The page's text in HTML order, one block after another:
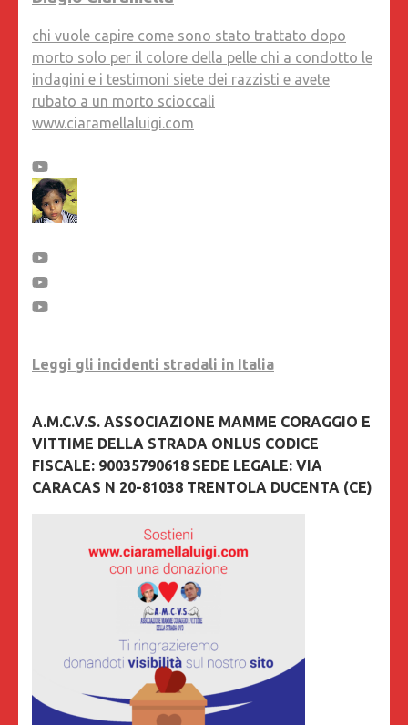
chi vuole capire come sono stato trattato dopo
morto solo per il colore della pelle chi a condotto le
indagini e i testimoni siete dei razzisti e avete
rubato a un morto scioccali
www.ciaramellaluigi.com
Leggi gli incidenti stradali in Italia
A.M.C.V.S. ASSOCIAZIONE MAMME CORAGGIO E
VITTIME DELLA STRADA ONLUS CODICE
FISCALE: 90035790618 SEDE LEGALE: VIA
CARACAS N 20-81038 TRENTOLA DUCENTA (CE)